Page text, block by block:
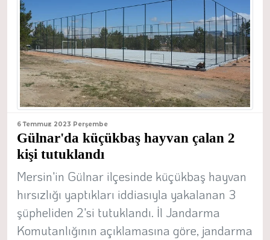
6 Temmuz 2023 Perşembe
Gülnar'da küçükbaş hayvan çalan 2
kişi tutuklandı
Mersin'in Gülnar ilçesinde küçükbaş hayvan
hırsızlığı yaptıkları iddiasıyla yakalanan 3
şüpheliden 2'si tutuklandı. İl Jandarma
Komutanlığının açıklamasına göre, jandarma